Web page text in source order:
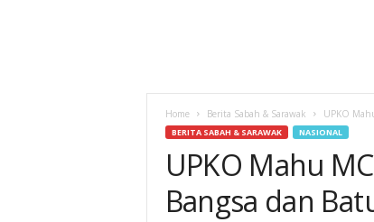
Home Berita Sabah & Sarawak UPKO
BERITA SABAH & SARAWAK NASIONAL
UPKO Mahu
Bangsa dan